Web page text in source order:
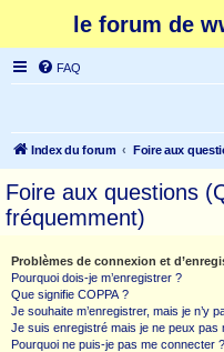
le forum de
FAQ
Index du forum Foire aux
Foire aux questions
fréquemment)
Problèmes de connexion et
Pourquoi dois-je m’enregistrer ?
Que signifie COPPA ?
Je souhaite m’enregistrer, mais je n’y
Je suis enregistré mais je ne peux pas
Pourquoi ne puis-je pas me connecter ?